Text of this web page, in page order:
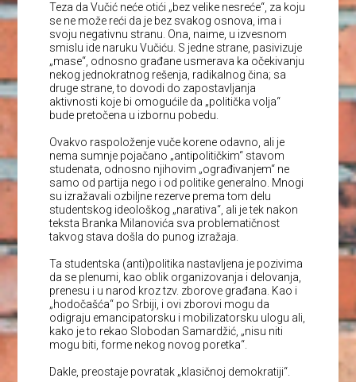
Teza da Vučić neće otići „bez velike nesreće“, za koju
se ne može reći da je bez svakog osnova, ima i
svoju negativnu stranu. Ona, naime, u izvesnom
smislu ide naruku Vučiću. S jedne strane, pasivizuje
„mase“, odnosno građane usmerava ka očekivanju
nekog jednokratnog rešenja, radikalnog čina; sa
druge strane, to dovodi do zapostavljanja
aktivnosti koje bi omogućile da „politička volja“
bude pretočena u izbornu pobedu.
Ovakvo raspoloženje vuče korene odavno, ali je
nema sumnje pojačano „antipolitičkim“ stavom
studenata, odnosno njihovim „ograđivanjem“ ne
samo od partija nego i od politike generalno. Mnogi
su izražavali ozbiljne rezerve prema tom delu
studentskog ideološkog „narativa“, ali je tek nakon
teksta Branka Milanovića sva problematičnost
takvog stava došla do punog izražaja.
Ta studentska (anti)politika nastavljena je pozivima
da se plenumi, kao oblik organizovanja i delovanja,
prenesu i u narod kroz tzv. zborove građana. Kao i
„hodočašća“ po Srbiji, i ovi zborovi mogu da
odigraju emancipatorsku i mobilizatorsku ulogu ali,
kako je to rekao Slobodan Samardžić, „nisu niti
mogu biti, forme nekog novog poretka“.
Dakle, preostaje povratak „klasičnoj demokratiji“.